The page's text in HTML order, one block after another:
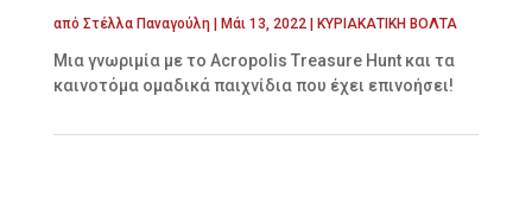
από Στέλλα Παναγούλη| Μάι 13, 2022| ΚΥΡΙΑΚΑΤΙΚΗ ΒΟΛΤΑ
Μια γνωριμία με το Acropolis Treasure Hunt και τα
καινοτόμα ομαδικά παιχνίδια που έχει επινοήσει!